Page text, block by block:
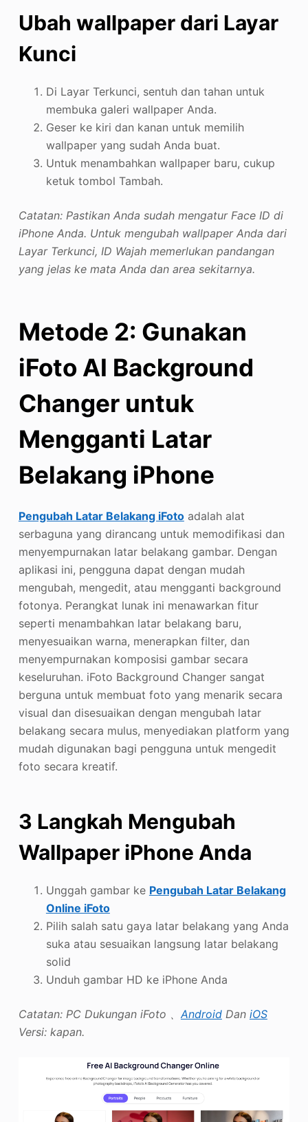
Ubah wallpaper dari Layar
Kunci
Di Layar Terkunci, sentuh dan tahan untuk
membuka galeri wallpaper Anda.
Geser ke kiri dan kanan untuk memilih
wallpaper yang sudah Anda buat.
Untuk menambahkan wallpaper baru, cukup
ketuk tombol Tambah.
Catatan: Pastikan Anda sudah mengatur Face ID di
iPhone Anda. Untuk mengubah wallpaper Anda dari
Layar Terkunci, ID Wajah memerlukan pandangan
yang jelas ke mata Anda dan area sekitarnya.
Metode 2: Gunakan
iFoto AI Background
Changer untuk
Mengganti Latar
Belakang iPhone
Pengubah Latar Belakang iFotoadalah alat
serbaguna yang dirancang untuk memodifikasi dan
menyempurnakan latar belakang gambar. Dengan
aplikasi ini, pengguna dapat dengan mudah
mengubah, mengedit, atau mengganti background
fotonya. Perangkat lunak ini menawarkan fitur
seperti menambahkan latar belakang baru,
menyesuaikan warna, menerapkan filter, dan
menyempurnakan komposisi gambar secara
keseluruhan. iFoto Background Changer sangat
berguna untuk membuat foto yang menarik secara
visual dan disesuaikan dengan mengubah latar
belakang secara mulus, menyediakan platform yang
mudah digunakan bagi pengguna untuk mengedit
foto secara kreatif.
3 Langkah Mengubah
Wallpaper iPhone Anda
Unggah gambar ke Pengubah Latar Belakang
Online iFoto
Pilih salah satu gaya latar belakang yang Anda
suka atau sesuaikan langsung latar belakang
solid
Unduh gambar HD ke iPhone Anda
Catatan: PC Dukungan iFoto 、 AndroidDan iOS
Versi: kapan.